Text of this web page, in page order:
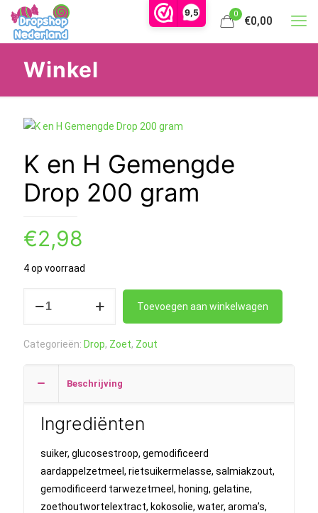
9,5 0
€0,00
Winkel
K en H Gemengde
Drop 200 gram
€2,98
4 op voorraad
Gemengde
200
aantal
Toevoegen aan winkelwagen
Categorieën: Drop, Zoet, Zout
Beschrijving
Ingrediënten
suiker, glucosestroop, gemodificeerd
aardappelzetmeel, rietsuikermelasse, salmiakzout,
gemodificeerd tarwezetmeel, honing, gelatine,
zoethoutwortelextract, kokosolie, water, aroma’s,